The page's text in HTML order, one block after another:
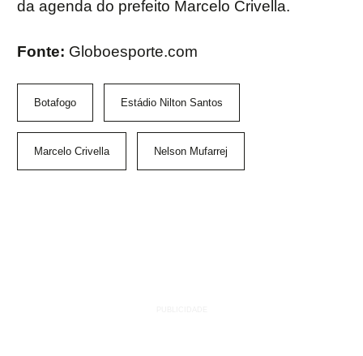
da agenda do prefeito Marcelo Crivella.
Fonte: Globoesporte.com
Botafogo Estádio Nilton Santos
Marcelo Crivella Nelson Mufarrej